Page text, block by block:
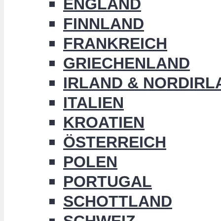
ENGLAND
FINNLAND
FRANKREICH
GRIECHENLAND
IRLAND &
ITALIEN
KROATIEN
ÖSTERREICH
POLEN
PORTUGAL
SCHOTTLAND